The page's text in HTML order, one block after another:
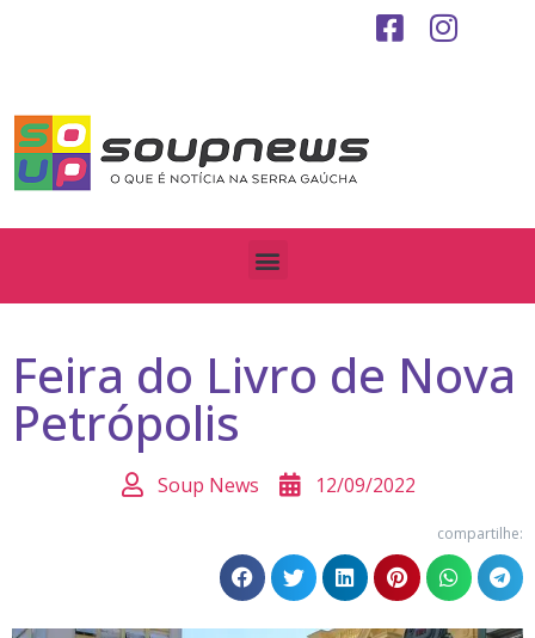
Feira do Livro de Nova
Petrópolis
Soup News 12/09/2022
compartilhe: